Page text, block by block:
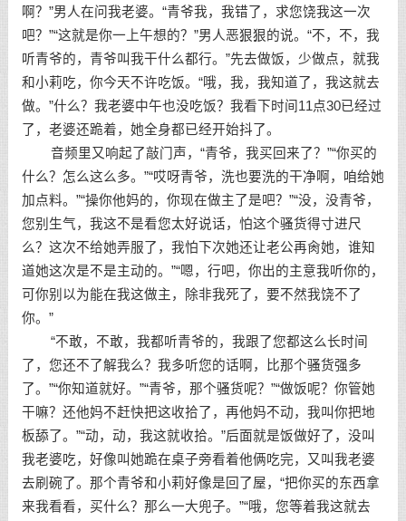
啊？”男人在问我老婆。“青爷我，我错了，求您饶我这一次
吧？”“这就是你一上午想的？”男人恶狠狠的说。“不，不，我
听青爷的，青爷叫我干什么都行。”先去做饭，少做点，就我
和小莉吃，你今天不许吃饭。“哦，我，我知道了，我这就去
做。”什么？我老婆中午也没吃饭？我看下时间11点30已经过
了，老婆还跪着，她全身都已经开始抖了。
音频里又响起了敲门声，“青爷，我买回来了？”“你买的
什么？怎么这么多。”“哎呀青爷，洗也要洗的干净啊，咱给她
加点料。”“操你他妈的，你现在做主了是吧？”“没，没青爷，
您别生气，我这不是看您太好说话，怕这个骚货得寸进尺
么？这次不给她弄服了，我怕下次她还让老公再肏她，谁知
道她这次是不是主动的。”“嗯，行吧，你出的主意我听你的，
可你别以为能在我这做主，除非我死了，要不然我饶不了
你。”
“不敢，不敢，我都听青爷的，我跟了您都这么长时间
了，您还不了解我么？我多听您的话啊，比那个骚货强多
了。”“你知道就好。”“青爷，那个骚货呢？”“做饭呢？你管她
干嘛？还他妈不赶快把这收拾了，再他妈不动，我叫你把地
板舔了。”“动，动，我这就收拾。”后面就是饭做好了，没叫
我老婆吃，好像叫她跪在桌子旁看着他俩吃完，又叫我老婆
去刷碗了。那个青爷和小莉好像是回了屋，“把你买的东西拿
来我看看，买什么？那么一大兜子。”“哦，您等着我这就去